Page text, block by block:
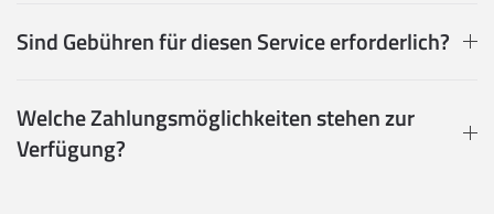
Sind Gebühren für diesen Service erforderlich?
Welche Zahlungsmöglichkeiten stehen zur
Verfügung?